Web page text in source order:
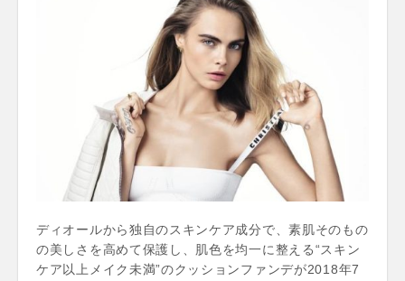
ディオールから独自のスキンケア成分で、素肌そのもの
の美しさを高めて保護し、肌色を均一に整える“スキン
ケア以上メイク未満”のクッションファンデが2018年7